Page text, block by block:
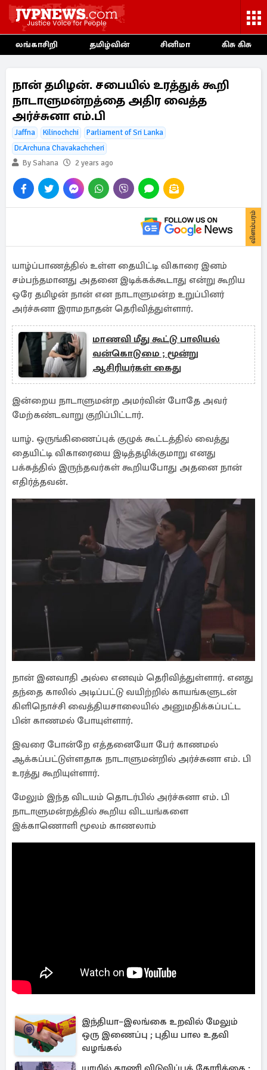
லங்காசிறி தமிழ்வின் சினிமா கிசு கிசு
நான் தமிழன். சபையில் உரத்துக் கூறி
நாடாளுமன்றத்தை அதிர வைத்த
அர்ச்சுனா எம்.பி
Jaffna Kilinochchi
Parliament of Sri Lanka
Dr.Archuna Chavakachcheri
By Sahana
2 years ago
விளம்பரம்
யாழ்ப்பாணத்தில் உள்ள தையிட்டி விகாரை இனம்
சம்பந்தமானது அதனை இடிக்கக்கூடாது என்று கூறிய
ஒரே தமிழன் நான் என நாடாளுமன்ற உறுப்பினர்
அர்ச்சுனா இராமநாதன் தெரிவித்துள்ளார்.
மாணவி மீது கூட்டு பாலியல்
வன்கொடுமை ; மூன்று
ஆசிரியர்கள் கைது
இன்றைய நாடாளுமன்ற அமர்வின் போதே அவர்
மேற்கண்டவாறு குறிப்பிட்டார்.
யாழ். ஒருங்கிணைப்புக் குழுக் கூட்டத்தில் வைத்து
தையிட்டி விகாரையை இடித்தழிக்குமாறு எனது
பக்கத்தில் இருந்தவர்கள் கூறியபோது அதனை நான்
எதிர்த்தவன்.
நான் இனவாதி அல்ல எனவும் தெரிவித்துள்ளார். எனது
தந்தை காலில் அடிப்பட்டு வயிற்றில் காயங்களுடன்
கிளிநொச்சி வைத்தியசாலையில் அனுமதிக்கப்பட்ட
பின் காணமல் போயுள்ளார்.
இவரை போன்றே எத்தனையோ பேர் காணமல்
ஆக்கப்பட்டுள்ளதாக நாடாளுமன்றில் அர்ச்சுனா எம். பி
உரத்து கூறியுள்ளார்.
மேலும் இந்த விடயம் தொடர்பில் அர்ச்சுனா எம். பி
நாடாளுமன்றத்தில் கூறிய விடயங்களை
இக்காணொளி மூலம் காணலாம்
இந்தியா–இலங்கை உறவில் மேலும்
ஒரு இணைப்பு ; புதிய பால உதவி
வழங்கல்